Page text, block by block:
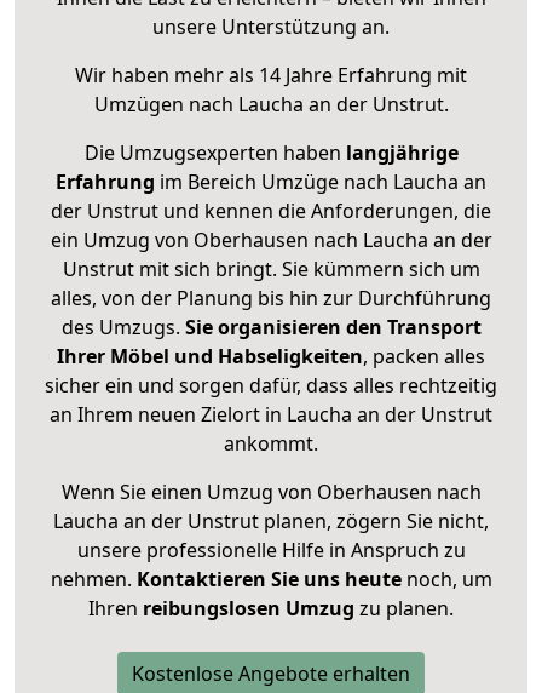
unsere Unterstützung an.
Wir haben mehr als 14 Jahre Erfahrung mit
Umzügen nach Laucha an der Unstrut.
Die Umzugsexperten haben langjährige
Erfahrung im Bereich Umzüge nach Laucha an
der Unstrut und kennen die Anforderungen, die
ein Umzug von Oberhausen nach Laucha an der
Unstrut mit sich bringt. Sie kümmern sich um
alles, von der Planung bis hin zur Durchführung
des Umzugs. Sie organisieren den Transport
Ihrer Möbel und Habseligkeiten, packen alles
sicher ein und sorgen dafür, dass alles rechtzeitig
an Ihrem neuen Zielort in Laucha an der Unstrut
ankommt.
Wenn Sie einen Umzug von Oberhausen nach
Laucha an der Unstrut planen, zögern Sie nicht,
unsere professionelle Hilfe in Anspruch zu
nehmen. Kontaktieren Sie uns heutenoch, um
Ihren reibungslosen Umzug zu planen.
Kostenlose Angebote erhalten